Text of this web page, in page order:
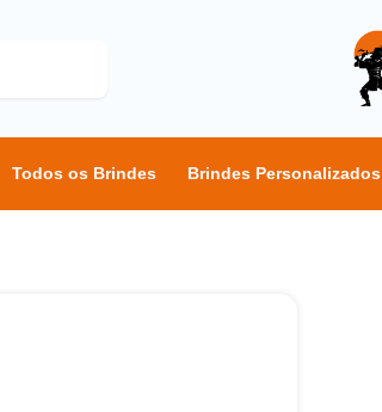
Todos os Brindes Brindes Personalizados